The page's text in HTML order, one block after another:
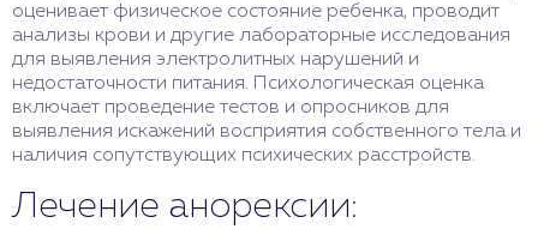
оценивает физическое состояние ребенка, проводит
анализы крови и другие лабораторные исследования
для выявления электролитных нарушений и
недостаточности питания. Психологическая оценка
включает проведение тестов и опросников для
выявления искажений восприятия собственного тела и
наличия сопутствующих психических расстройств.
Лечение анорексии: